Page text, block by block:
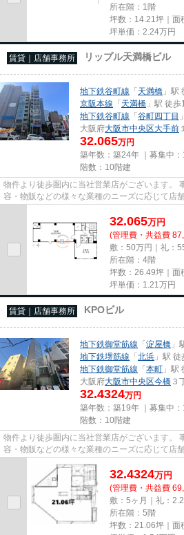
所在階：1階
坪数：14.21坪｜面
坪単価： 2.24万円
賃貸｜店舗事務所 リップル天満橋ビル
地下鉄谷町線 「天満橋 」駅
京阪本線 「天満橋 」駅 徒歩
地下鉄谷町線 「谷町四丁目
大阪府大阪市中央区大手前
32.065万円
築年数：築24年 ｜募集中：
階数：10階建
物件より徒歩圏内に当社営業店がございます。
容・物販などの様々な業種のニーズに応じて店
尚、弊社ではおとり広告は一切...
32.065万円
(管理費・共益費
敷：50万円｜礼：
所在階：4階
坪数：26.49坪｜面
坪単価： 1.21 万円
賃貸｜店舗事務所 KPOビル
地下鉄御堂筋線 「淀屋橋 」
地下鉄堺筋線 「北浜 」駅
地下鉄御堂筋線 「本町 」駅
大阪府大阪市中央区今橋 ３
32.4324万円
築年数：築19年 ｜募集中：
階数：10階建
物件より徒歩圏内に当社営業店がございます。
容・物販などの様々な業種のニーズに応じて店
尚、弊社ではおとり広告は一切...
32.4324万円
(管理費・共益費
敷：5ヶ月｜礼：
所在階：5階
坪数：21.06坪｜面